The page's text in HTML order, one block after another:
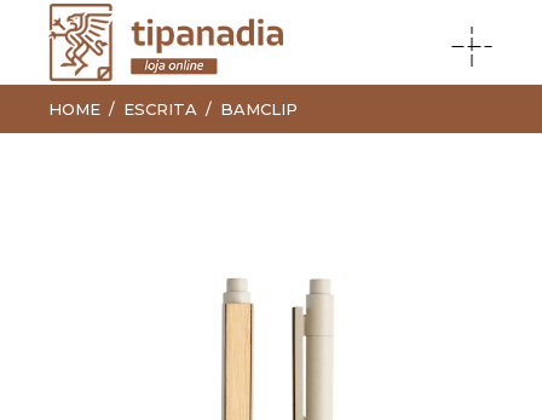
HOME ESCRITA BAMCLIP